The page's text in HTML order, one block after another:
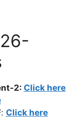
2: Click here
: Click here